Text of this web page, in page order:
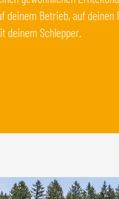
deinem Betrieb, auf deinen
deinem Schlepper.